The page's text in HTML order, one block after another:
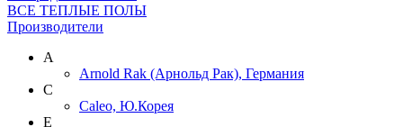
ВСЕ ТЕПЛЫЕ ПОЛЫ
Производители
A
Arnold Rak (Арнольд Рак), Германия
C
Caleo, Ю.Корея
E